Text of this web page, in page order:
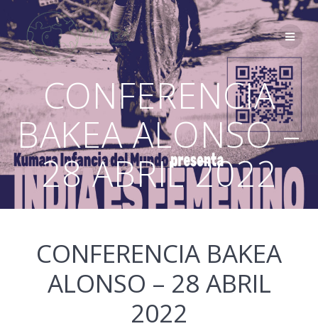
Saltar
al
contenido
CONFERENCIA
BAKEA ALONSO –
28 ABRIL 2022
CONFERENCIA BAKEA
ALONSO – 28 ABRIL
2022